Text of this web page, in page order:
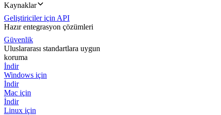
Kaynaklar
Geliştiriciler için API
Hazır entegrasyon çözümleri
Güvenlik
Uluslararası standartlara uygun
koruma
İndir
Windows için
İndir
Mac için
İndir
Linux için